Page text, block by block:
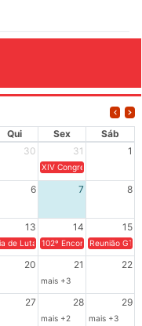
Qui Sex
Sáb
30 31 1
XIV Congresso Brasileiro
6 7 8
13 14 15
de Luta em Defesa de Cuba e da
102º Encontro da
Reunião
20 21 22
mais +3
27 28 29
mais +2 mais +3